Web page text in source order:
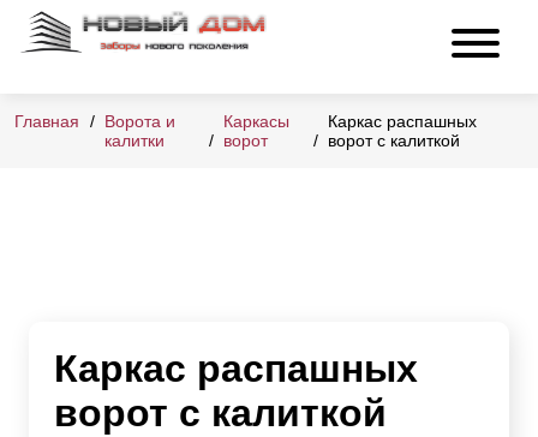
Главная
Ворота и
калитки
Каркасы
ворот
Каркас распашных
ворот с калиткой
Каркас распашных
ворот с калиткой